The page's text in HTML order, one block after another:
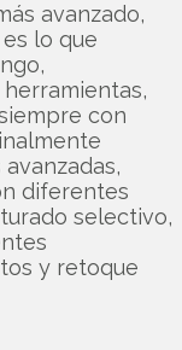
avanzado,
lo que
con
diferentes
selectivo,
y retoque